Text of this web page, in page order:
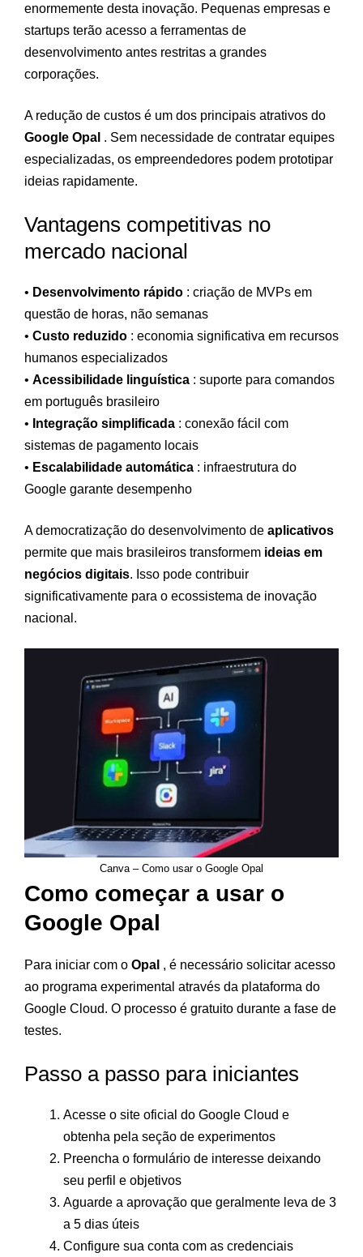
enormemente desta inovação. Pequenas empresas e
startups terão acesso a ferramentas de
desenvolvimento antes restritas a grandes
corporações.
A redução de custos é um dos principais atrativos do
Google Opal . Sem necessidade de contratar equipes
especializadas, os empreendedores podem prototipar
ideias rapidamente.
Vantagens competitivas no
mercado nacional
• Desenvolvimento rápido : criação de MVPs em
questão de horas, não semanas
• Custo reduzido : economia significativa em recursos
humanos especializados
• Acessibilidade linguística : suporte para comandos
em português brasileiro
• Integração simplificada : conexão fácil com
sistemas de pagamento locais
• Escalabilidade automática : infraestrutura do
Google garante desempenho
A democratização do desenvolvimento de aplicativos
permite que mais brasileiros transformem ideias em
negócios digitais. Isso pode contribuir
significativamente para o ecossistema de inovação
nacional.
Canva – Como usar o Google Opal
Como começar a usar o
Google Opal
Para iniciar com o Opal , é necessário solicitar acesso
ao programa experimental através da plataforma do
Google Cloud. O processo é gratuito durante a fase de
testes.
Passo a passo para iniciantes
Acesse o site oficial do Google Cloud e
obtenha pela seção de experimentos
Preencha o formulário de interesse deixando
seu perfil e objetivos
Aguarde a aprovação que geralmente leva de 3
a 5 dias úteis
Configure sua conta com as credenciais